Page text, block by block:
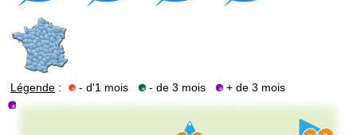
Légende : - d'1 mois - de 3 mois + de 3 mois